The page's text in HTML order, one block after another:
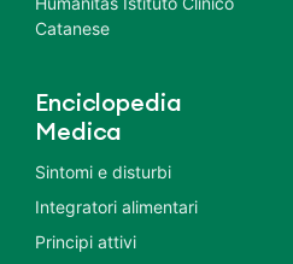
Catanese
Enciclopedia
Medica
Sintomi e disturbi
Integratori alimentari
Principi attivi